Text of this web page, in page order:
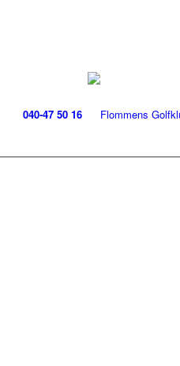
040-47 50 16